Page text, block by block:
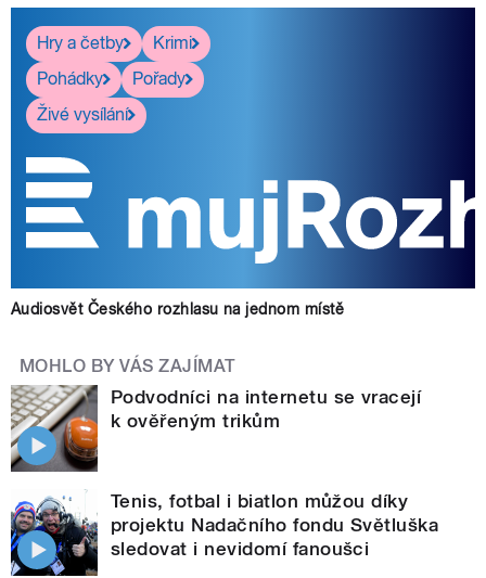
Hry a četby
Krimi
Pohádky
Pořady
Živé vysílání
Audiosvět Českého rozhlasu na jednom místě
MOHLO BY VÁS ZAJÍMAT
Podvodníci na internetu se vracejí
k ověřeným trikům
Tenis, fotbal i biatlon můžou díky
projektu Nadačního fondu Světluška
sledovat i nevidomí fanoušci